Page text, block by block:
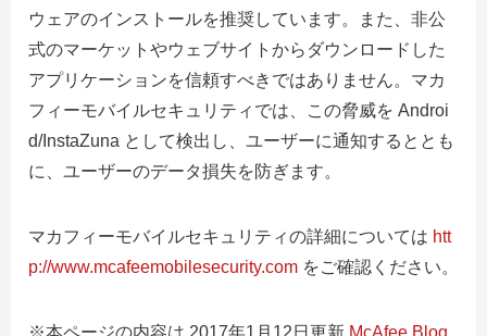
ウェアのインストールを推奨しています。また、非公
式のマーケットやウェブサイトからダウンロードした
アプリケーションを信頼すべきではありません。マカ
フィーモバイルセキュリティでは、この脅威を Androi
d/InstaZuna として検出し、ユーザーに通知するととも
に、ユーザーのデータ損失を防ぎます。
マカフィーモバイルセキュリティの詳細については htt
p://www.mcafeemobilesecurity.com をご確認ください。